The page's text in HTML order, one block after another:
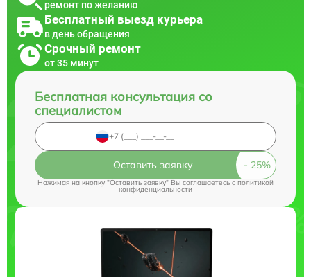
ремонт по желанию
Бесплатный выезд курьера
в день обращения
Срочный ремонт
от 35 минут
Бесплатная консультация со
специалистом
Оставить заявку
Нажимая на кнопку "Оставить заявку" Вы соглашаетесь cполитикой
конфиденциальности